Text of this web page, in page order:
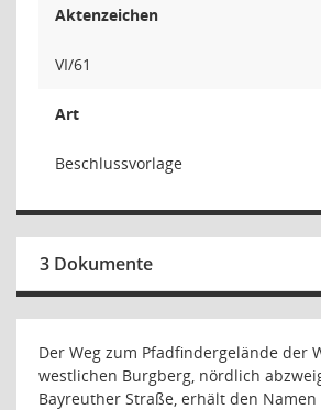
Aktenzeichen
VI/61
Art
Beschlussvorlage
3 Dokumente
Der Weg zum Pfadfindergelände der
westlichen Burgberg, nördlich
Bayreuther Straße, erhält den Namen